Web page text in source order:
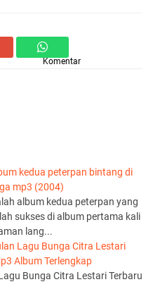
Komentar
kedua peterpan bintang di
mp3 (2004)
album kedua peterpan yang
sukses di album pertama kali
lang...
Lagu Bunga Citra Lestari
Album Terlengkap
Bunga Citra Lestari Terbaru